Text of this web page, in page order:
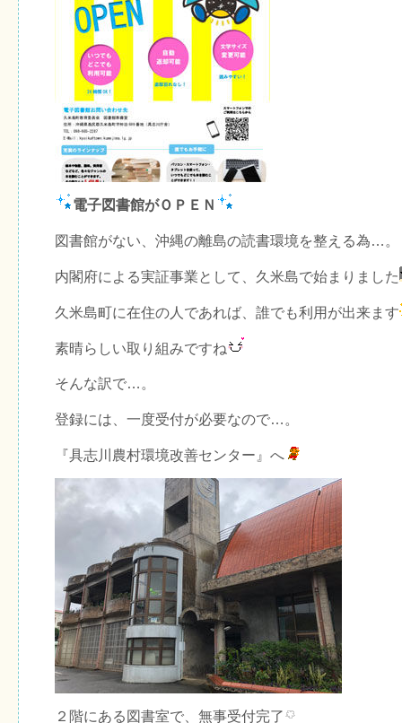
電子図書館がＯＰＥＮ
図書館がない、沖縄の離島の読書環境を整える為…。
内閣府による実証事業として、久米島で始まりました
久米島町に在住の人であれば、誰でも利用が出来ます
素晴らしい取り組みですね
そんな訳で…。
登録には、一度受付が必要なので…。
『具志川農村環境改善センター』へ
２階にある図書室で、無事受付完了